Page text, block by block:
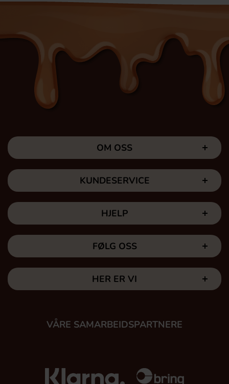
OM OSS
KUNDESERVICE
HJELP
FØLG OSS
HER ER VI
VÅRE SAMARBEIDSPARTNERE